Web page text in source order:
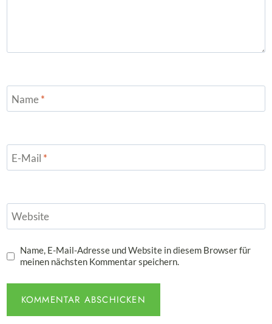
Name*
E-Mail *
Website
Name, E-Mail-Adresse und Website in diesem Browser für
meinen nächsten Kommentar speichern.